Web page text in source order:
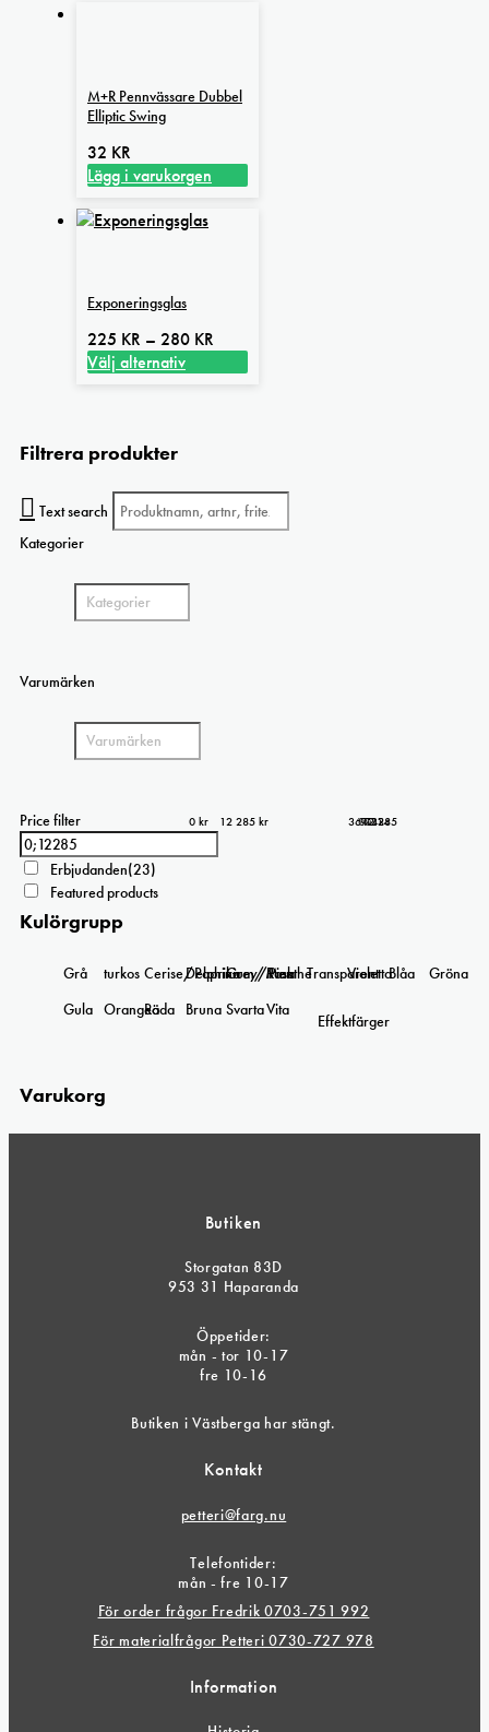
M+R Pennvässare Dubbel
Elliptic Swing
32 KR
Lägg i varukorgen
Exponeringsglas
225 KR – 280 KR
225 kr
Välj alternativ
har
varianter.
De
kan
väljas
Filtrera produkter
Text search
Kategorier
Varumärken
Price filter 0 kr 12 285 kr 0
3 071
6 143
9 214
12 285
Erbjudanden(23)
Featured products
Kulörgrupp
Grå turkos Cerise/Paprika
Delphinium/Menthe
Grey/Pink
Rosa Transparent
ViolettaBlåa
Gröna
Gula OrangeaRöda Bruna SvartaVita
Effektfärger
Varukorg
Butiken
Storgatan 83D
953 31 Haparanda
Öppetider:
mån - tor 10-17
fre 10-16
Butiken i Västberga har stängt.
Kontakt
petteri@farg.nu
Telefontider:
mån - fre 10-17
För order frågor Fredrik 0703-751 992
För materialfrågor Petteri 0730-727 978
Information